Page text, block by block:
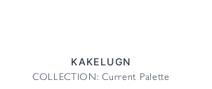
KAKELUGN
COLLECTION: Current Palette